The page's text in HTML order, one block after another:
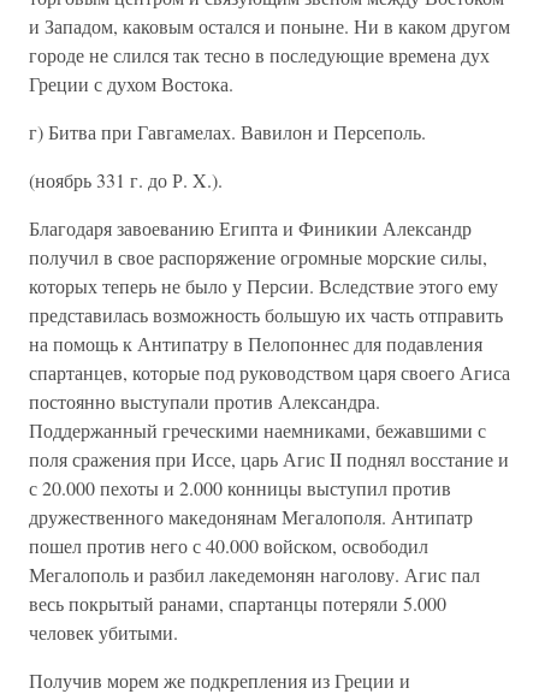
и Западом, каковым остался и поныне. Ни в каком другом
городе не слился так тесно в последующие времена дух
Греции с духом Востока.
г) Битва при Гавгамелах. Вавилон и Персеполь.
(ноябрь 331 г. до Р. X.).
Благодаря завоеванию Египта и Финикии Александр
получил в свое распоряжение огромные морские силы,
которых теперь не было у Персии. Вследствие этого ему
представилась возможность большую их часть отправить
на помощь к Антипатру в Пелопоннес для подавления
спартанцев, которые под руководством царя своего Агиса
постоянно выступали против Александра.
Поддержанный греческими наемниками, бежавшими с
поля сражения при Иссе, царь Агис II поднял восстание и
с 20.000 пехоты и 2.000 конницы выступил против
дружественного македонянам Мегалополя. Антипатр
пошел против него с 40.000 войском, освободил
Мегалополь и разбил лакедемонян наголову. Агис пал
весь покрытый ранами, спартанцы потеряли 5.000
человек убитыми.
Получив морем же подкрепления из Греции и